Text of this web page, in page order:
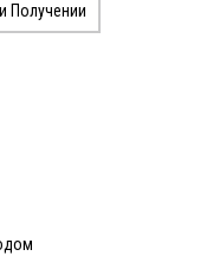
Получении